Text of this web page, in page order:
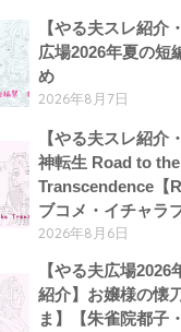
【やる夫スレ紹介
広場2026年夏の
め
2026年8月7日
【やる夫スレ紹介
神転生 Road to the
Transcendence【
ブコメ・イチャラブ
2026年8月6日
【やる夫広場2026
紹介】お嬢様の懐
ま】【朱雀院都子